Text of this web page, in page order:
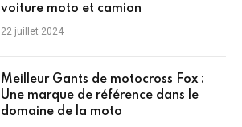
voiture moto et camion
22 juillet 2024
Meilleur Gants de motocross Fox :
Une marque de référence dans le
domaine de la moto